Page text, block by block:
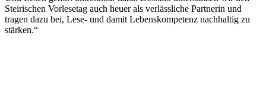
Steirischen Vorlesetag auch heuer als verlässliche Partnerin und
tragen dazu bei, Lese‑ und damit Lebenskompetenz nachhaltig zu
stärken.“